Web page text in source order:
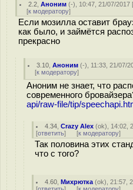
2.2 ,Аноним (-), 10:47, 21/07/2017
[к модератору]
Если мозилла оставит
как было, и займётся
прекрасно
3.10 ,Аноним (-), 11:33, 21/07/
[к модератору]
Аноним не знает, что
современного
api/raw-file/tip/
4.34 ,Crazy Alex (ok), 14:02,
[ответить] [к модератору]
Так половина этих
что с того?
4.60 ,Михрютка (ok), 21:57,